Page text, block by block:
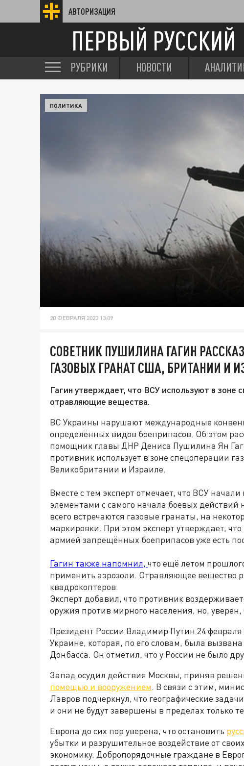
АВТОРИЗАЦИЯ
ПЕРВЫЙ РУССКИЙ
РУБРИКИ НОВОСТИ
ПОЛИТИКА
20 ФЕВРАЛЯ 2023 13:09
СОВЕТНИК ПУШИЛИНА ГАГИН
ГАЗОВЫХ ГРАНАТ США, БРИТАНИИ И
Гагин утверждает, что ВСУ используют в зоне
отравляющие вещества.
ВС Украины нарушают международные
определённых видов боеприпасов. Об этом
помощник главы ДНР Дениса Пушилина Ян
противник использует в зоне спецоперации
Великобритании и Израиле.
Вместе с тем эксперт отмечает, что ВСУ
элементами с самого начала боевых
всего встречаются газовые гранаты, на
маркировки. При этом эксперт утверждает,
армией запрещённых боеприпасов уже есть
Гагин также напомнил, что ещё летом
применить аэрозоли. Отравляющее вещество
квадрокоптеров.
Эксперт добавил, что противник
оружия против мирного населения, но,
Президент России Владимир Путин 24
Украине, которая, по его словам, была
Донбасса. Он отметил, что у России не было
Запад осудил действия Москвы, приняв
помощью и вооружением. В связи с этим,
Лавров подчеркнул, что географические
и они не будут завершены в пределах только
Европа до сих пор уверена, что остановить
убытки и разрушительное воздействие от
экономику. Добропорядочные граждане в